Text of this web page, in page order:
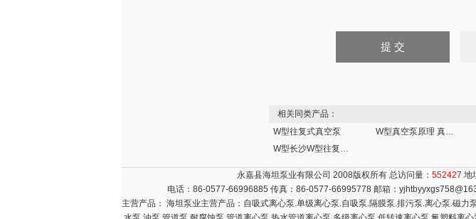
相关同类产品：
W型往复式真空泵
W型真空泵原理 真空泵* W型往复式真空泵
W型长沙W型往复式真空泵，两级水环式真空泵
永嘉县海坦泵业有限公司 2008版权所有 总访问量： 552427 地
电话：86-0577-66996885 传真：86-0577-66995778 邮箱：
主营产品： 海坦泵业主营产品：自吸式离心泵.单级离心泵.自吸泵.隔膜泵.排污泵.离心泵.磁